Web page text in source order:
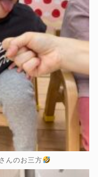
んのお三方